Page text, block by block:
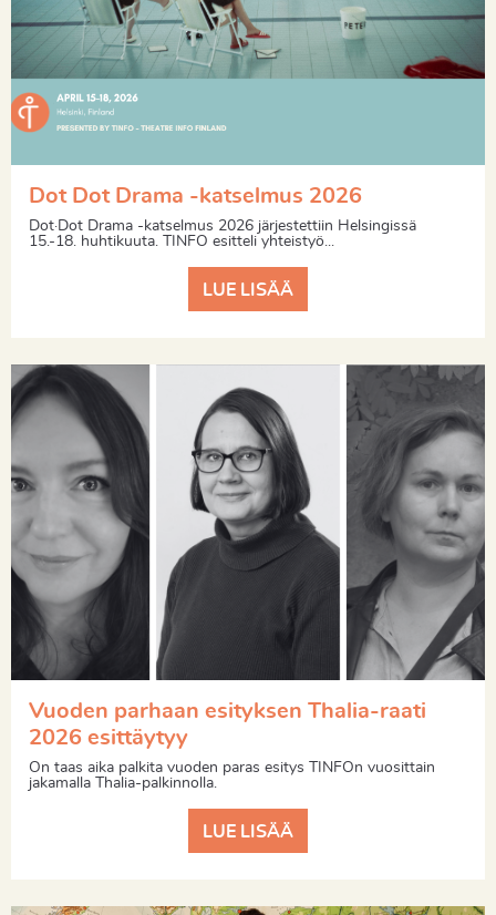
Dot Dot Drama -katselmus 2026
Dot·Dot Drama -katselmus 2026 järjestettiin Helsingissä
15.-18. huhtikuuta. TINFO esitteli yhteistyö...
LUE LISÄÄ
Vuoden parhaan esityksen Thalia-raati
2026 esittäytyy
On taas aika palkita vuoden paras esitys TINFOn vuosittain
jakamalla Thalia-palkinnolla.
LUE LISÄÄ